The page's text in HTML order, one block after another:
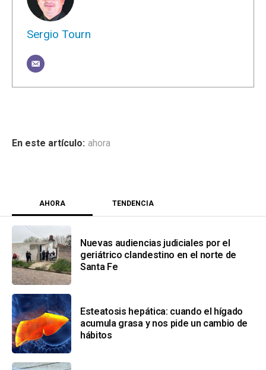
Sergio Tourn
ahora
AHORA TENDENCIA
Nuevas audiencias judiciales por el
geriátrico clandestino en el norte de
Santa Fe
Esteatosis hepática: cuando el hígado
acumula grasa y nos pide un cambio de
hábitos